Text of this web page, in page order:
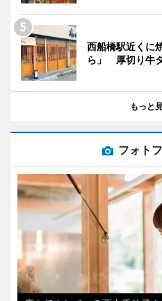
西船橋駅近くに
ら」 厚切り牛
もっと
フォト